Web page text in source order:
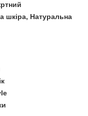
шкіра, Натуральна